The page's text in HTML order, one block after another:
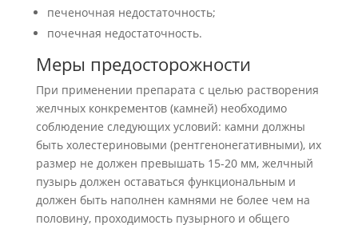
печеночная недостаточность;
почечная недостаточность.
Меры предосторожности
При применении препарата с целью растворения
желчных конкрементов (камней) необходимо
соблюдение следующих условий: камни должны
быть холестериновыми (рентгенонегативными), их
размер не должен превышать 15-20 мм, желчный
пузырь должен оставаться функциональным и
должен быть наполнен камнями не более чем на
половину, проходимость пузырного и общего